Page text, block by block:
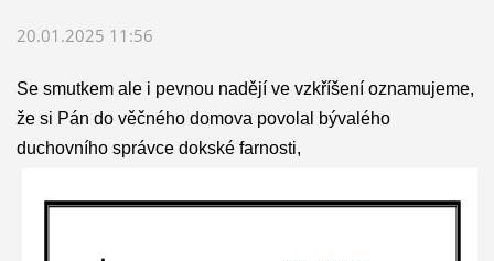
20.01.2025 11:56
Se smutkem ale i pevnou nadějí ve vzkříšení oznamujeme,
že si Pán do věčného domova povolal bývalého
duchovního správce dokské farnosti,